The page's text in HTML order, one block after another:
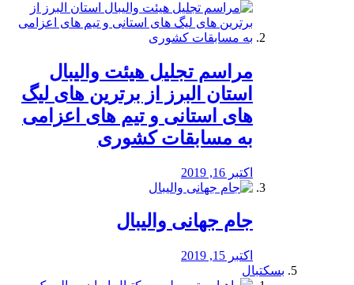
مراسم تجلیل هیئت والیبال
استان البرز از برترین های لیگ
های استانی و تیم های اعزامی
به مسابقات کشوری
اکتبر 16, 2019
جام جهانی والیبال
اکتبر 15, 2019
بسکتبال